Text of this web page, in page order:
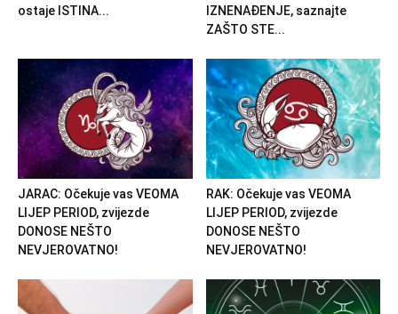
ostaje ISTINA...
IZNENAĐENJE, saznajte
ZAŠTO STE...
JARAC: Očekuje vas VEOMA
LIJEP PERIOD, zvijezde
DONOSE NEŠTO
NEVJEROVATNO!
RAK: Očekuje vas VEOMA
LIJEP PERIOD, zvijezde
DONOSE NEŠTO
NEVJEROVATNO!